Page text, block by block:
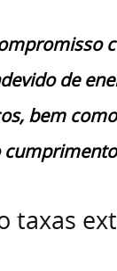
de
bem
taxas